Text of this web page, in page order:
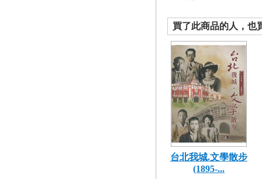
買了此商品的人，也
台北我城.文學散步
(1895-...